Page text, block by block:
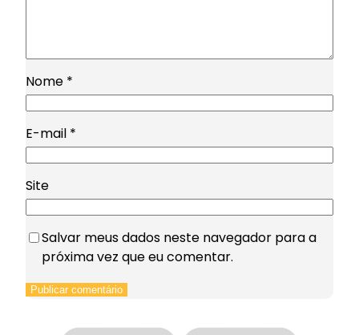
Nome *
E-mail *
Site
Salvar meus dados neste navegador para a
próxima vez que eu comentar.